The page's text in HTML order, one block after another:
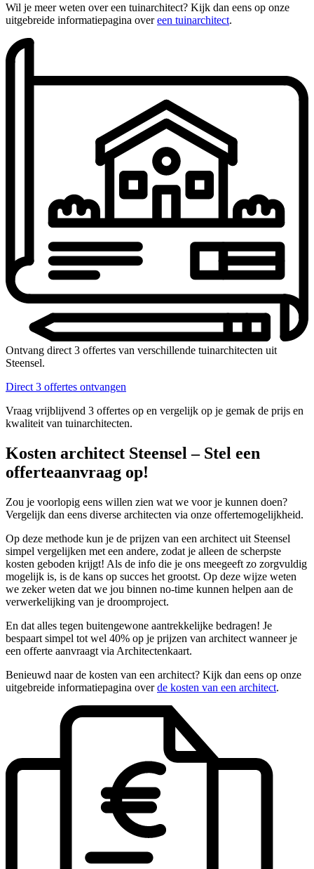
Wil je meer weten over een tuinarchitect? Kijk dan eens op onze
uitgebreide informatiepagina overeen tuinarchitect.
Ontvang direct 3 offertes van verschillende tuinarchitecten uit
Steensel.
Direct 3 offertes ontvangen
Vraag vrijblijvend 3 offertes op en vergelijk op je gemak de prijs en
kwaliteit van tuinarchitecten.
Kosten architect Steensel – Stel een
offerteaanvraag op!
Zou je voorlopig eens willen zien wat we voor je kunnen doen?
Vergelijk dan eens diverse architecten via onze offertemogelijkheid.
Op deze methode kun je de prijzen van een architect uit Steensel
simpel vergelijken met een andere, zodat je alleen de scherpste
kosten geboden krijgt! Als de info die je ons meegeeft zo zorgvuldig
mogelijk is, is de kans op succes het grootst. Op deze wijze weten
we zeker weten dat we jou binnen no-time kunnen helpen aan de
verwerkelijking van je droomproject.
En dat alles tegen buitengewone aantrekkelijke bedragen! Je
bespaart simpel tot wel 40% op je prijzen van architect wanneer je
een offerte aanvraagt via Architectenkaart.
Benieuwd naar de kosten van een architect? Kijk dan eens op onze
uitgebreide informatiepagina overde kosten van een architect.